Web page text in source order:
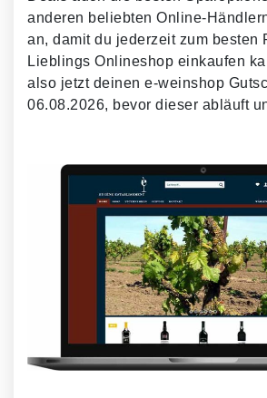
anderen beliebten Online-
an, damit du jederzeit zum besten
Lieblings Onlineshop einkaufen
also jetzt deinen e-weinshop
06.08.2026, bevor dieser abläuft